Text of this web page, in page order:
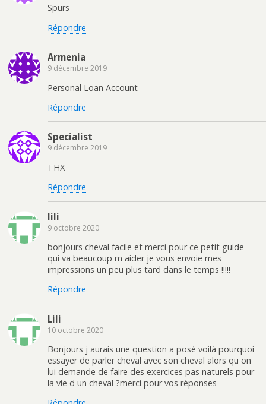
Spurs
Répondre
Armenia
9 décembre 2019
Personal Loan Account
Répondre
Specialist
9 décembre 2019
THX
Répondre
lili
9 octobre 2020
bonjours cheval facile et merci pour ce petit guide
qui va beaucoup m aider je vous envoie mes
impressions un peu plus tard dans le temps !!!!!
Répondre
Lili
10 octobre 2020
Bonjours j aurais une question a posé voilà pourquoi
essayer de parler cheval avec son cheval alors qu on
lui demande de faire des exercices pas naturels pour
la vie d un cheval ?merci pour vos réponses